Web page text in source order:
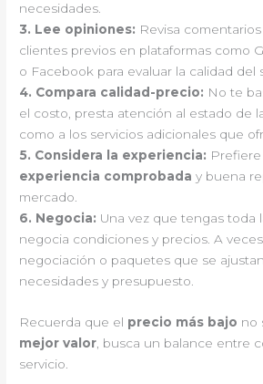
necesidades.
3. Lee opiniones: Revisa
clientes previos en plataformas como
o Facebook para evaluar la calidad del
4. Compara calidad-precio: No te
el costo, presta atención al estado de
como a los servicios adicionales que
5. Considera la experiencia:
experiencia comprobada y buena
mercado.
6. Negocia: Una vez que tengas toda
negocia condiciones y precios. A
negociación o paquetes que se
necesidades y presupuesto.
Recuerda que el precio más bajo no
mejor valor, busca un balance entre
servicio.